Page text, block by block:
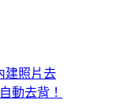
建照片去
動去背！